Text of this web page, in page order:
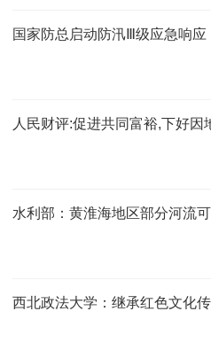
国家防总启动防汛Ⅲ级应急响应
人民财评:促进共同富裕,下好因
水利部：黄淮海地区部分河流
西北政法大学：继承红色文化